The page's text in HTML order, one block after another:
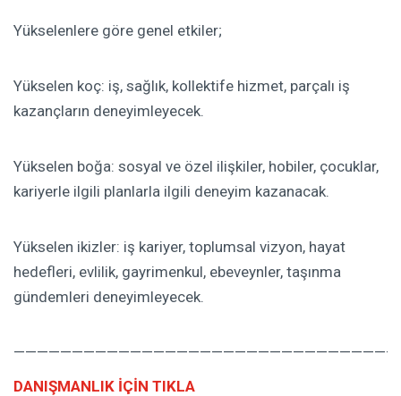
Yükselenlere göre genel etkiler;
Yükselen koç: iş, sağlık, kollektife hizmet, parçalı iş
kazançların deneyimleyecek.
Yükselen boğa: sosyal ve özel ilişkiler, hobiler, çocuklar,
kariyerle ilgili planlarla ilgili deneyim kazanacak.
Yükselen ikizler: iş kariyer, toplumsal vizyon, hayat
hedefleri, evlilik, gayrimenkul, ebeveynler, taşınma
gündemleri deneyimleyecek.
DANIŞMANLIK İÇİN TIKLA